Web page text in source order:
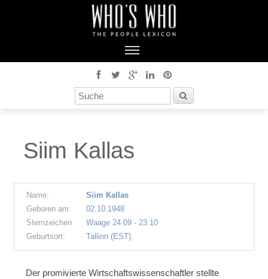
Siim Kallas
Name:
Siim Kallas
Geboren am:
02.10.1948
Sternzeichen
Waage 24.09 - 23.10
Geburtsort:
Tallinn (EST).
Der promivierte Wirtschaftswissenschaftler stellte